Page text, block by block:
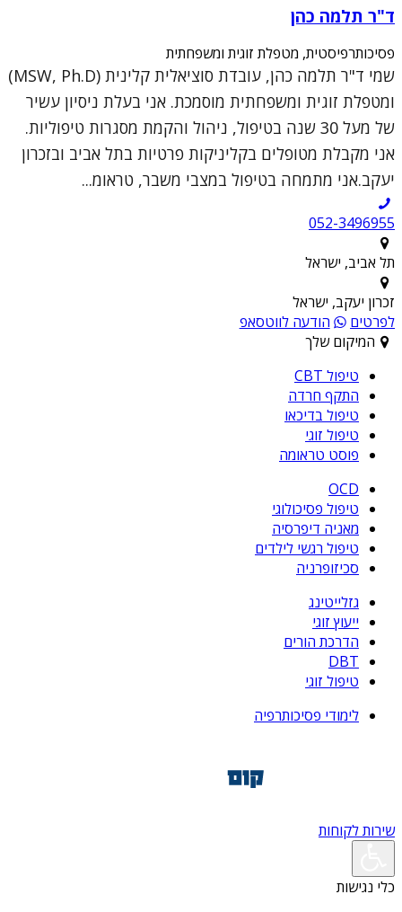
ד"ר תלמה כהן
פסיכותרפיסטית, מטפלת זוגית ומשפחתית
שמי ד"ר תלמה כהן, עובדת סוציאלית קלינית (MSW, Ph.D)
ומטפלת זוגית ומשפחתית מוסמכת. אני בעלת ניסיון עשיר
של מעל 30 שנה בטיפול, ניהול והקמת מסגרות טיפוליות.
אני מקבלת מטופלים בקליניקות פרטיות בתל אביב ובזכרון
יעקב.אני מתמחה בטיפול במצבי משבר, טראומ...
052-3496955
תל אביב, ישראל
זכרון יעקב, ישראל
לפרטים
הודעה לווטסאפ
המיקום שלך
טיפול CBT
התקף חרדה
טיפול בדיכאו
טיפול זוגי
פוסט טראומה
OCD
טיפול פסיכולוגי
מאניה דיפרסיה
טיפול רגשי לילדים
סכיזופרניה
גזלייטינג
ייעוץ זוגי
הדרכת הורים
DBT
טיפול זוגי
לימודי פסיכותרפיה
שירות לקוחות
כלי נגישות